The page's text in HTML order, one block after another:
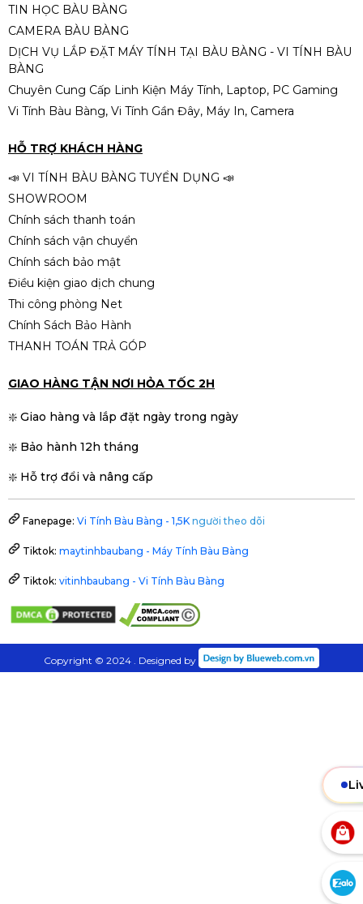
TIN HỌC BÀU BÀNG
CAMERA BÀU BÀNG
DỊCH VỤ LẮP ĐẶT MÁY TÍNH TẠI BÀU BÀNG - VI TÍNH BÀU
BÀNG
Chuyên Cung Cấp Linh Kiện Máy Tính, Laptop, PC Gaming
Vi Tính Bàu Bàng, Vi Tính Gần Đây, Máy In, Camera
HỖ TRỢ KHÁCH HÀNG
📣 VI TÍNH BÀU BÀNG TUYỂN DỤNG 📣
SHOWROOM
Chính sách thanh toán
Chính sách vận chuyển
Chính sách bảo mật
Điều kiện giao dịch chung
Thi công phòng Net
Chính Sách Bảo Hành
THANH TOÁN TRẢ GÓP
GIAO HÀNG TẬN NƠI HỎA TỐC 2H
❇️ Giao hàng và lắp đặt ngày trong ngày
❇️ Bảo hành 12h tháng
❇️ Hỗ trợ đổi và nâng cấp
Fanepage: Vi Tính Bàu Bàng - 1,5K người theo dõi
Tiktok: maytinhbaubang - Máy Tính Bàu Bàng
Tiktok: vitinhbaubang - Vi Tính Bàu Bàng
Copyright © 2024 . Designed by